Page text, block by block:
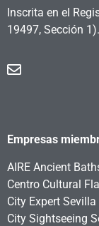
Inscrita en el
19497, Sección 1).
Empresas
AIRE Ancient
Centro Cultural
City Expert Sevilla
City Sightseeing